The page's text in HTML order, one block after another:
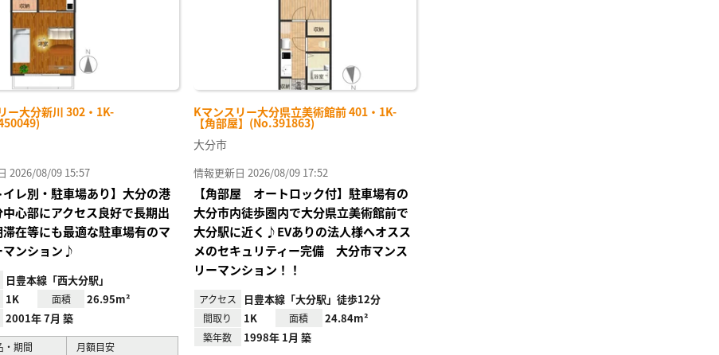
ー大分新川 302・1K-
2026/08/09 15:57
イレ別・駐車場あり】大分の港
心部にアクセス良好で長期出
在等にも最適な駐車場有のマ
マンション♪
日豊本線「西大分駅」
1K 面積 26.95m²
2001年 7月 築
・期間 月額目安
Kマンスリー大分県立美術館前 401・1K-
【角部屋】(No.391863)
大分市
情報更新日 2026/08/09 17:52
【角部屋 オートロック付】駐車場有の
大分市内徒歩圏内で大分県立美術館前で
大分駅に近く♪EVありの法人様へオスス
メのセキュリティー完備 大分市マンス
リーマンション！！
アクセス 日豊本線「大分駅」徒歩12分
間取り 1K 面積 24.84m²
築年数 1998年 1月 築